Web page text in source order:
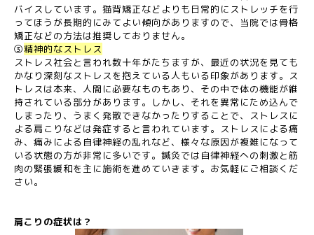
バイスしています。猫背矯正などよりも日常的にストレッチを行
ってほうが長期的にみてよい傾向がありますので、当院では骨格
矯正などの方法は推奨しておりません。
③精神的なストレス
ストレス社会と言われ数十年がたちますが、最近の状況を見ても
かなり深刻なストレスを抱えている人もいる印象があります。ス
トレスは本来、人間に必要なものもあり、その中で体の機能が維
持されている部分があります。しかし、それを異常にため込んで
しまったり、うまく発散できなかったりすることで、ストレスに
よる肩こりなどは発症すると言われています。ストレスによる痛
み、痛みによる自律神経の乱れなど、様々な原因が複雑になって
いる状態の方が非常に多いです。鍼灸では自律神経への刺激と筋
肉の緊張緩和を主に施術を進めていきます。お気軽にご相談くだ
さい。
肩こりの症状は？